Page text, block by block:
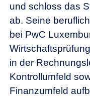
und schloss das
ab. Seine
bei PwC
in der
Kontrollumfeld
Finanzumfeld